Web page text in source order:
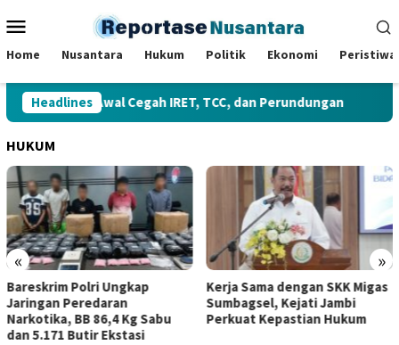
ke
Mobile
Home Nusantara Hukum Politik Ekonomi Peristiwa
Headlines
Benteng Awal Cegah IRET, TCC, dan Perundungan
HUKUM
« »
Bareskrim Polri Ungkap
Jaringan Peredaran
Narkotika, BB 86,4 Kg Sabu
dan 5.171 Butir Ekstasi
Kerja Sama dengan SKK Migas
Sumbagsel, Kejati Jambi
Perkuat Kepastian Hukum